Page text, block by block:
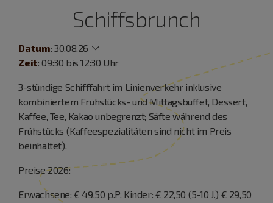
Schiffsbrunch
Datum:30.08.26
Zeit: 09:30 bis 12:30 Uhr
3-stündige Schifffahrt im Linienverkehr inklusive
kombiniertem Frühstücks- und Mittagsbuffet, Dessert,
Kaffee, Tee, Kakao unbegrenzt; Säfte während des
Frühstücks (Kaffeespezialitäten sind nicht im Preis
beinhaltet).
Preise 2026:
Erwachsene: € 49,50 p.P. Kinder: € 22,50 (5-10 J.) € 29,50